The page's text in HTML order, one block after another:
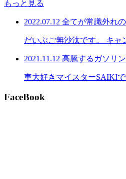
もっと見る
2022.07.12 全てが常識外れ
だいぶご無沙汰です。 キャ
2021.11.12 高騰するガソリ
車大好きマイスターSAIKI
FaceBook